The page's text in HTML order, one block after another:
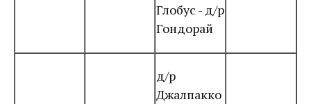
Глобус - д/р
Гондорай
д/р
Джалпакко